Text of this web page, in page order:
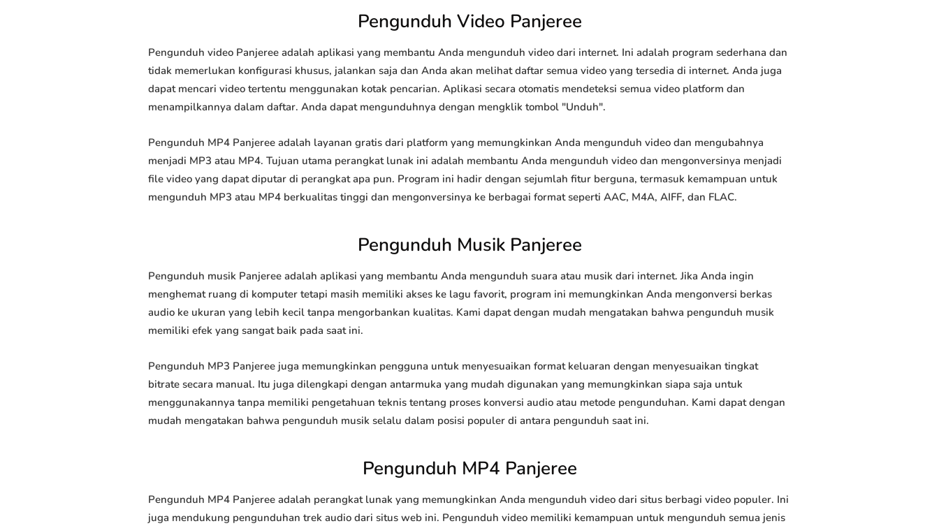
Pengunduh Video Panjeree
Pengunduh video Panjeree adalah aplikasi yang membantu Anda mengunduh video dari internet. Ini adalah program sederhana dan
tidak memerlukan konfigurasi khusus, jalankan saja dan Anda akan melihat daftar semua video yang tersedia di internet. Anda juga
dapat mencari video tertentu menggunakan kotak pencarian. Aplikasi secara otomatis mendeteksi semua video platform dan
menampilkannya dalam daftar. Anda dapat mengunduhnya dengan mengklik tombol "Unduh".
Pengunduh MP4 Panjeree adalah layanan gratis dari platform yang memungkinkan Anda mengunduh video dan mengubahnya
menjadi MP3 atau MP4. Tujuan utama perangkat lunak ini adalah membantu Anda mengunduh video dan mengonversinya menjadi
file video yang dapat diputar di perangkat apa pun. Program ini hadir dengan sejumlah fitur berguna, termasuk kemampuan untuk
mengunduh MP3 atau MP4 berkualitas tinggi dan mengonversinya ke berbagai format seperti AAC, M4A, AIFF, dan FLAC.
Pengunduh Musik Panjeree
Pengunduh musik Panjeree adalah aplikasi yang membantu Anda mengunduh suara atau musik dari internet. Jika Anda ingin
menghemat ruang di komputer tetapi masih memiliki akses ke lagu favorit, program ini memungkinkan Anda mengonversi berkas
audio ke ukuran yang lebih kecil tanpa mengorbankan kualitas. Kami dapat dengan mudah mengatakan bahwa pengunduh musik
memiliki efek yang sangat baik pada saat ini.
Pengunduh MP3 Panjeree juga memungkinkan pengguna untuk menyesuaikan format keluaran dengan menyesuaikan tingkat
bitrate secara manual. Itu juga dilengkapi dengan antarmuka yang mudah digunakan yang memungkinkan siapa saja untuk
menggunakannya tanpa memiliki pengetahuan teknis tentang proses konversi audio atau metode pengunduhan. Kami dapat dengan
mudah mengatakan bahwa pengunduh musik selalu dalam posisi populer di antara pengunduh saat ini.
Pengunduh MP4 Panjeree
Pengunduh MP4 Panjeree adalah perangkat lunak yang memungkinkan Anda mengunduh video dari situs berbagi video populer. Ini
juga mendukung pengunduhan trek audio dari situs web ini. Pengunduh video memiliki kemampuan untuk mengunduh semua jenis